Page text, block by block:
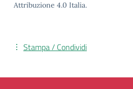
Attribuzione 4.0 Italia.
Stampa / Condividi